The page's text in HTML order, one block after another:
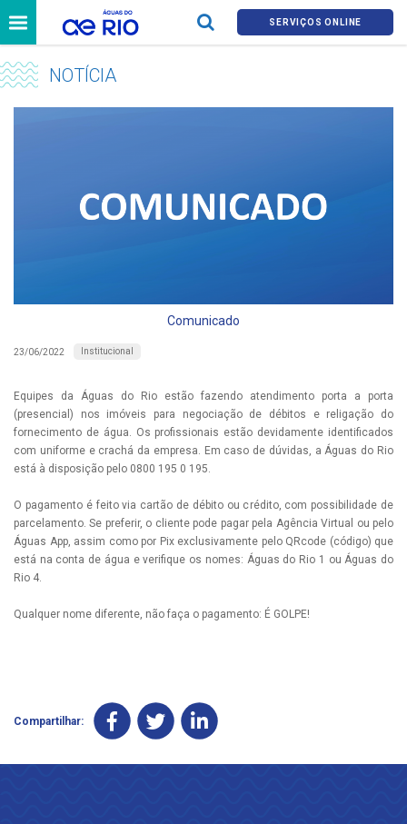
SERVIÇOS ONLINE
NOTÍCIA
Comunicado
23/06/2022 Institucional
Equipes da Águas do Rio estão fazendo atendimento porta a porta
(presencial) nos imóveis para negociação de débitos e religação do
fornecimento de água. Os profissionais estão devidamente identificados
com uniforme e crachá da empresa. Em caso de dúvidas, a Águas do Rio
está à disposição pelo 0800 195 0 195.
O pagamento é feito via cartão de débito ou crédito, com possibilidade de
parcelamento. Se preferir, o cliente pode pagar pela Agência Virtual ou pelo
Águas App, assim como por Pix exclusivamente pelo QRcode (código) que
está na conta de água e verifique os nomes: Águas do Rio 1 ou Águas do
Rio 4.
Qualquer nome diferente, não faça o pagamento: É GOLPE!
Compartilhar: